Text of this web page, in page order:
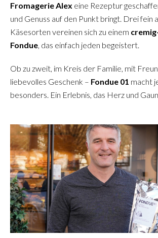
Fromagerie Alex eine Rezeptur
und Genuss auf den Punkt bringt. Drei fein
Käsesorten vereinen sich zu einem
Fondue, das einfach jeden begeistert.
Ob zu zweit, im Kreis der Familie, mit
liebevolles Geschenk – Fondue 01 macht
besonders. Ein Erlebnis, das Herz und